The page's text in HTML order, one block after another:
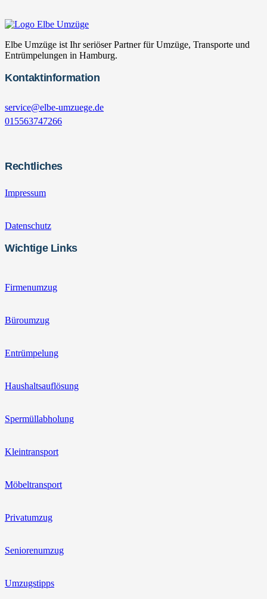
Elbe Umzüge ist Ihr seriöser Partner für Umzüge, Transporte und
Entrümpelungen in Hamburg.
Kontaktinformation
service@elbe-umzuege.de
015563747266
Rechtliches
Impressum
Datenschutz
Wichtige Links
Firmenumzug
Büroumzug
Entrümpelung
Haushaltsauflösung
Spermüllabholung
Kleintransport
Möbeltransport
Privatumzug
Seniorenumzug
Umzugstipps